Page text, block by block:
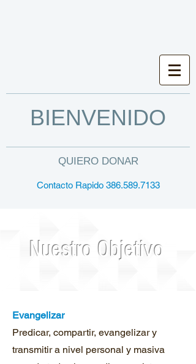
BIENVENIDO
QUIERO DONAR
Contacto Rapido 386.589.7133
Nuestro Objetivo
Evangelizar
Predicar, compartir, evangelizar y
transmitir a nivel personal y masiva